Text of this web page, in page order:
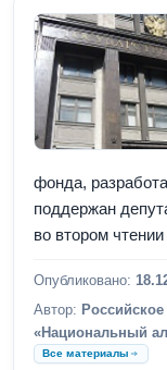
фонда,
поддержан
во втором
Опубликовано:
Автор:
«Национальный
Все материалы